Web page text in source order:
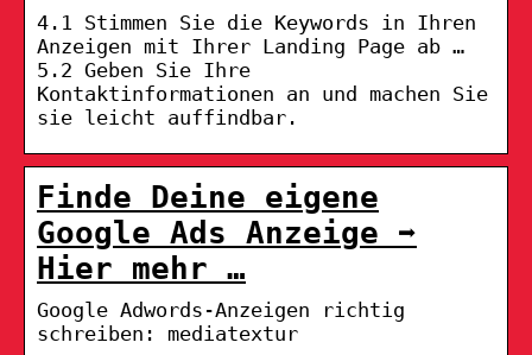
4.1 Stimmen Sie die Keywords in Ihren
Anzeigen mit Ihrer Landing Page ab …
5.2 Geben Sie Ihre
Kontaktinformationen an und machen Sie
sie leicht auffindbar.
Finde Deine eigene
Google Ads Anzeige ➡️
Hier mehr …
Google Adwords-Anzeigen richtig
schreiben: mediatextur